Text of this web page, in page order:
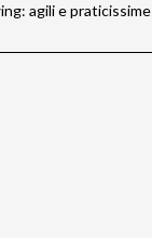
agili e praticissime